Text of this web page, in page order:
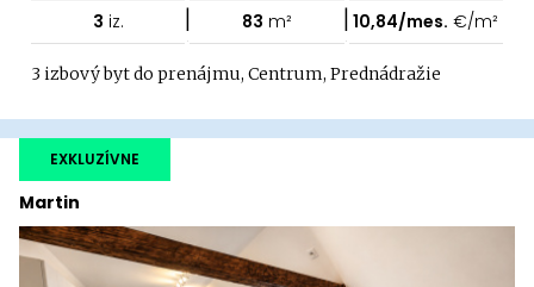
3 iz. | 83 m² | 10,84/mes. €/m²
3 izbový byt do prenájmu, Centrum, Prednádražie
Martin
EXKLUZÍVNE